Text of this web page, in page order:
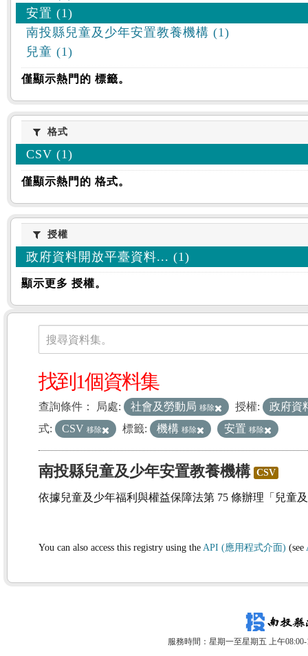
安置 (1)
南投縣兒童及少年安置教養機構 (1)
兒童 (1)
僅顯示熱門的 標籤。
格式格式
CSV (1)
僅顯示熱門的 格式。
授權授權
政府資料開放平臺資料... (1)
顯示更多 授權。
資料集
搜尋資料集。
找到1個資料集
查詢條件： 局處: 社會及勞動局 移除 授權:
政府資
式:
CSV 移除 標籤: 機構 移除 安置 移除
南投縣兒童及少年安置教養機構 CSV
依據兒童及少年福利與權益保障法第 75 條辦理「兒童
You can also access this registry using the API (應用程式介面) (see
服務時間：星期一至星期五 上午